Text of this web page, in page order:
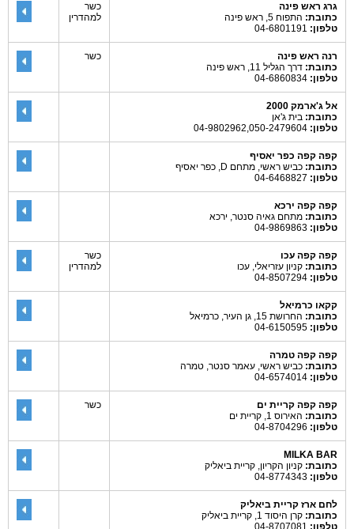
גרג ראש פינה
כתובת: התפוח 5, ראש פינה
טלפון:
כשר
למהדרין
רנה ראש פינה
כתובת: דרך הגליל 11, ראש פינה
טלפון:
כשר
אל ג'ארמק 2000
כתובת: בית ג'אן
טלפון:
קפה קפה כפר יאסיף
כתובת: כביש ראשי, מתחם D, כפר יאסיף
טלפון:
קפה קפה ירכא
כתובת: מתחם גאיה סנטר, ירכא
טלפון:
קפה קפה עכו
כתובת: קניון עזריאלי, עכו
טלפון:
כשר
למהדרין
קקאו כרמיאל
כתובת: החרושת 15, גן העיר, כרמיאל
טלפון:
קפה קפה טמרה
כתובת: כביש ראשי, עאמר סנטר, טמרה
טלפון:
קפה קפה קריית ים
כתובת: האירוס 1, קריית ים
טלפון:
כשר
MILKA BAR
כתובת: קניון הקריון, קריית ביאליק
טלפון:
לחם ארז קריית ביאליק
כתובת: קרן היסוד 1, קריית ביאליק
טלפון: